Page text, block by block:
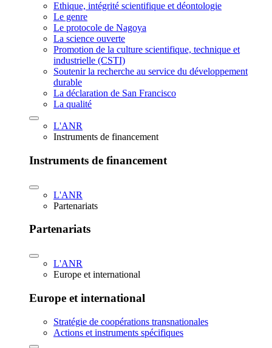
Ethique, intégrité scientifique et déontologie
Le genre
Le protocole de Nagoya
La science ouverte
Promotion de la culture scientifique, technique et
industrielle (CSTI)
Soutenir la recherche au service du développement
durable
La déclaration de San Francisco
La qualité
L'ANR
Instruments de financement
Instruments de financement
L'ANR
Partenariats
Partenariats
L'ANR
Europe et international
Europe et international
Stratégie de coopérations transnationales
Actions et instruments spécifiques